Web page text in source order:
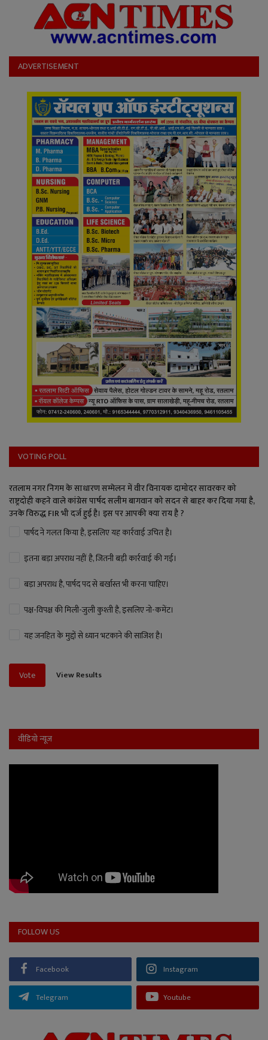
ADVERTISEMENT
VOTING POLL
रतलाम नगर निगम के साधारण सम्मेलन में वीर विनायक दामोदर सावरकर को
राष्ट्रदोही कहने वाले कांग्रेस पार्षद सलीम बागवान को सदन से बाहर कर दिया गया है,
उनके विरुद्ध FIR भी दर्ज हुई है। इस पर आपकी क्या राय है ?
पार्षद ने गलत किया है, इसलिए यह कार्रवाई उचित है।
इतना बड़ा अपराध नहीं है, जितनी बड़ी कार्रवाई की गई।
बड़ा अपराध है, पार्षद पद से बर्खास्त भी करना चाहिए।
पक्ष-विपक्ष की मिली-जुली कुश्ती है, इसलिए नो-कमेंट।
यह जनहित के मुद्दों से ध्यान भटकाने की साजिश है।
Vote View Results
वीडियो न्यूज
FOLLOW US
Facebook Instagram
Telegram Youtube